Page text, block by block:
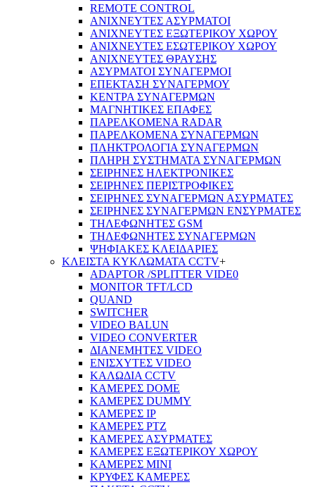
REMOTE CONTROL
ΑΝΙΧΝΕΥΤΕΣ ΑΣΥΡΜΑΤΟΙ
ΑΝΙΧΝΕΥΤΕΣ ΕΞΩΤΕΡΙΚΟΥ ΧΩΡΟΥ
ΑΝΙΧΝΕΥΤΕΣ ΕΣΩΤΕΡΙΚΟΥ ΧΩΡΟΥ
ΑΝΙΧΝΕΥΤΕΣ ΘΡΑΥΣΗΣ
ΑΣΥΡΜΑΤΟΙ ΣΥΝΑΓΕΡΜΟΙ
ΕΠΕΚΤΑΣΗ ΣΥΝΑΓΕΡΜΟΥ
ΚΕΝΤΡΑ ΣΥΝΑΓΕΡΜΩΝ
ΜΑΓΝΗΤΙΚΕΣ ΕΠΑΦΕΣ
ΠΑΡΕΛΚOΜΕΝΑ RADAR
ΠΑΡΕΛΚΟΜΕΝΑ ΣΥΝΑΓΕΡΜΩΝ
ΠΛΗΚΤΡΟΛΟΓΙΑ ΣΥΝΑΓΕΡΜΩΝ
ΠΛΗΡΗ ΣΥΣΤΗΜΑΤΑ ΣΥΝΑΓΕΡΜΩΝ
ΣΕΙΡΗΝΕΣ ΗΛΕΚΤΡΟΝΙΚΕΣ
ΣΕΙΡΗΝΕΣ ΠΕΡΙΣΤΡΟΦΙΚΕΣ
ΣΕΙΡΗΝΕΣ ΣΥΝΑΓΕΡΜΩΝ ΑΣΥΡΜΑΤΕΣ
ΣΕΙΡΗΝΕΣ ΣΥΝΑΓΕΡΜΩΝ ΕΝΣΥΡΜΑΤΕΣ
ΤΗΛΕΦΩΝΗΤΕΣ GSM
ΤΗΛΕΦΩΝΗΤΕΣ ΣΥΝΑΓΕΡΜΩΝ
ΨΗΦΙΑΚΕΣ ΚΛΕΙΔΑΡΙΕΣ
ΚΛΕΙΣΤΑ ΚΥΚΛΩΜΑΤΑ CCTV+
ADAPTOR /SPLITTER VIDE0
MONITOR TFT/LCD
QUAND
SWITCHER
VIDEO BALUN
VIDEO CONVERTER
ΔΙΑΝΕΜΗΤΕΣ VIDEO
ΕΝΙΣΧΥΤΕΣ VIDEO
ΚΑΛΩΔΙΑ CCTV
ΚΑΜΕΡΕΣ DOME
ΚΑΜΕΡΕΣ DUMMY
ΚΑΜΕΡΕΣ IP
ΚΑΜΕΡΕΣ PTZ
ΚΑΜΕΡΕΣ ΑΣΥΡΜΑΤΕΣ
ΚΑΜΕΡΕΣ ΕΞΩΤΕΡΙΚΟΥ ΧΩΡΟΥ
ΚΑΜΕΡΕΣ ΜΙΝΙ
ΚΡΥΦΕΣ ΚΑΜΕΡΕΣ